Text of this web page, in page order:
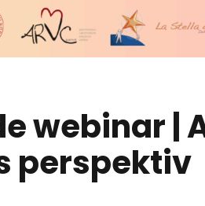
webinar |
perspektiv